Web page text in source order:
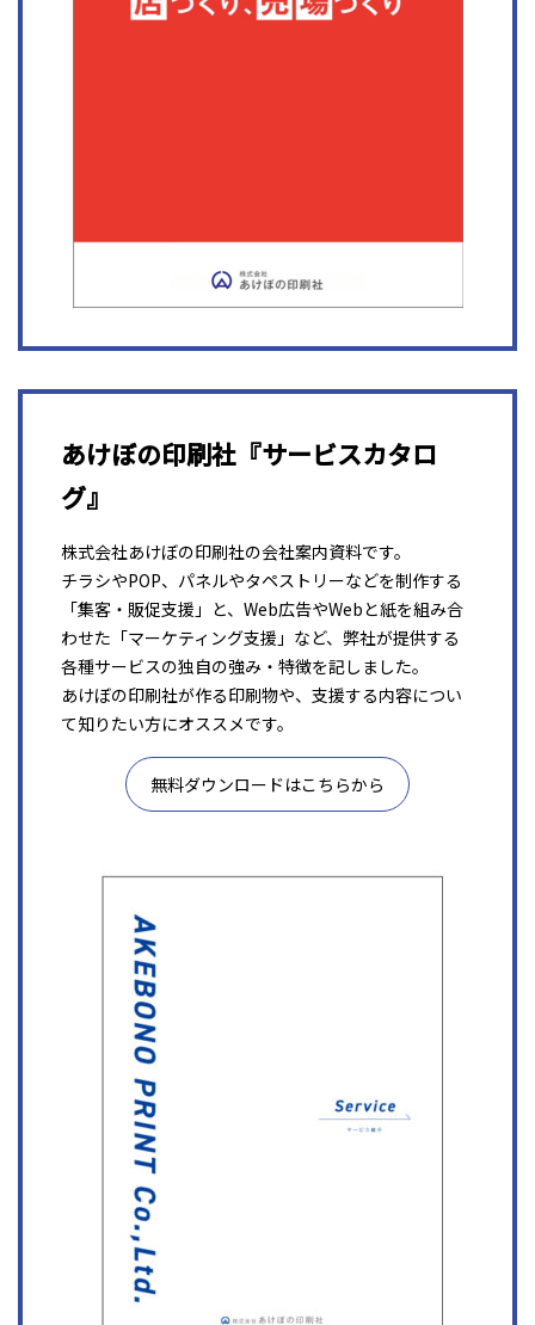
あけぼの印刷社『サービスカタロ
グ』
株式会社あけぼの印刷社の会社案内資料です。
チラシやPOP、パネルやタペストリーなどを制作する
「集客・販促支援」と、Web広告やWebと紙を組み合
わせた「マーケティング支援」など、弊社が提供する
各種サービスの独自の強み・特徴を記しました。
あけぼの印刷社が作る印刷物や、支援する内容につい
て知りたい方にオススメです。
無料ダウンロードはこちらから